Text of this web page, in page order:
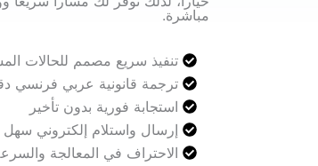
مباشرة.
تنفيذ سريع مصمم للحالات
ترجمة قانونية عربي فرنسي
استجابة فورية بدون تأخير
إرسال واستلام إلكتروني
الاحتراف في المعالجة